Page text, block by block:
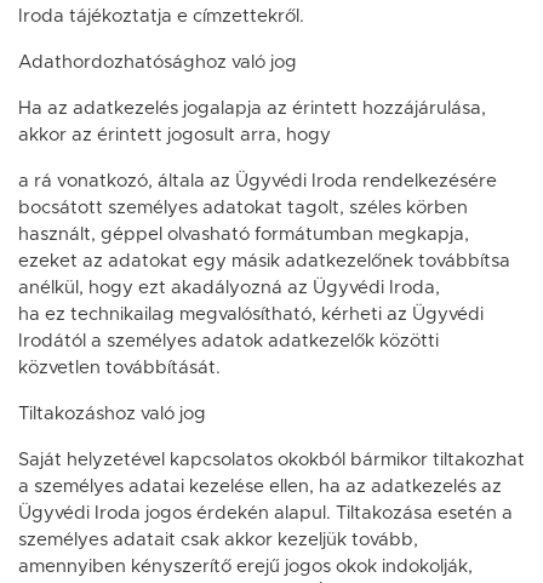
Iroda tájékoztatja e címzettekről.
Adathordozhatósághoz való jog
Ha az adatkezelés jogalapja az érintett hozzájárulása,
akkor az érintett jogosult arra, hogy
a rá vonatkozó, általa az Ügyvédi Iroda rendelkezésére
bocsátott személyes adatokat tagolt, széles körben
használt, géppel olvasható formátumban megkapja,
ezeket az adatokat egy másik adatkezelőnek továbbítsa
anélkül, hogy ezt akadályozná az Ügyvédi Iroda,
ha ez technikailag megvalósítható, kérheti az Ügyvédi
Irodától a személyes adatok adatkezelők közötti
közvetlen továbbítását.
Tiltakozáshoz való jog
Saját helyzetével kapcsolatos okokból bármikor tiltakozhat
a személyes adatai kezelése ellen, ha az adatkezelés az
Ügyvédi Iroda jogos érdekén alapul. Tiltakozása esetén a
személyes adatait csak akkor kezeljük tovább,
amennyiben kényszerítő erejű jogos okok indokolják,